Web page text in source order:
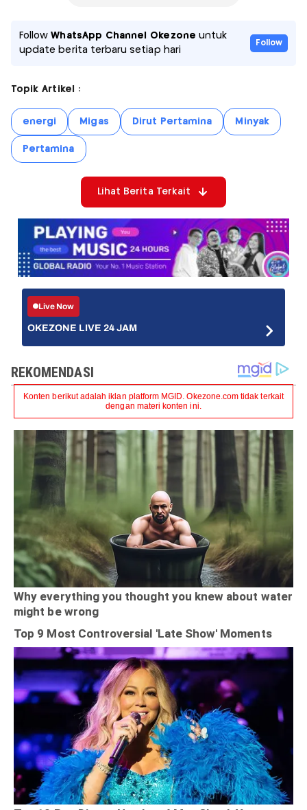
FollowWhatsApp Channel Okezone untuk
update berita terbaru setiap hari
Follow
Topik Artikel :
energi Migas Dirut Pertamina Minyak
Pertamina
Lihat Berita Terkait
Live Now
OKEZONE LIVE 24 JAM